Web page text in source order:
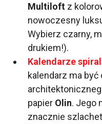
Multiloft z
nowoczesny
Wybierz czarny,
drukiem!).
Kalendarze
kalendarz ma być
papier Olin. Jego
znacznie